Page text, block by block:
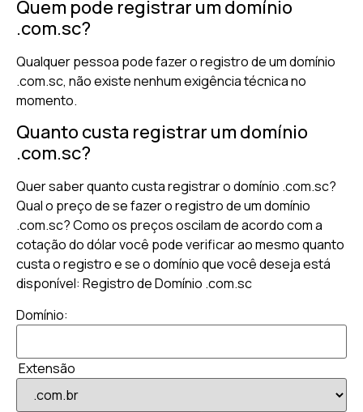
Quem pode registrar um domínio
.com.sc?
Qualquer pessoa pode fazer o registro de um domínio
.com.sc, não existe nenhum exigência técnica no
momento.
Quanto custa registrar um domínio
.com.sc?
Quer saber quanto custa registrar o domínio .com.sc?
Qual o preço de se fazer o registro de um domínio
.com.sc? Como os preços oscilam de acordo com a
cotação do dólar você pode verificar ao mesmo quanto
custa o registro e se o domínio que você deseja está
disponível: Registro de Domínio .com.sc
Domínio:
Extensão